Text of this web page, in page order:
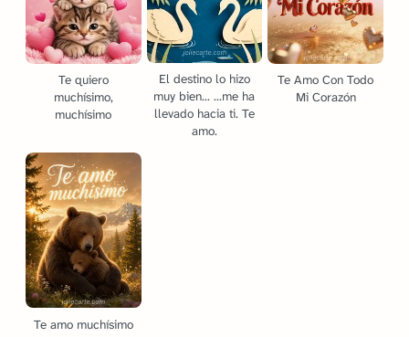
Te quiero
muchísimo,
muchísimo
El destino lo hizo
muy bien... ...me ha
llevado hacia ti. Te
amo.
Te Amo Con Todo
Mi Corazón
Te amo muchísimo